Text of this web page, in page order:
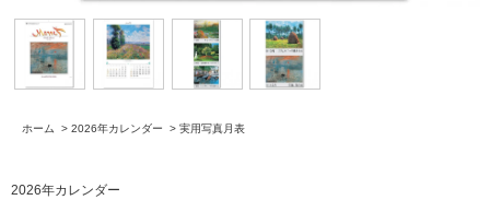
ホーム > 2026年カレンダー > 実用写真月表
2026年カレンダー